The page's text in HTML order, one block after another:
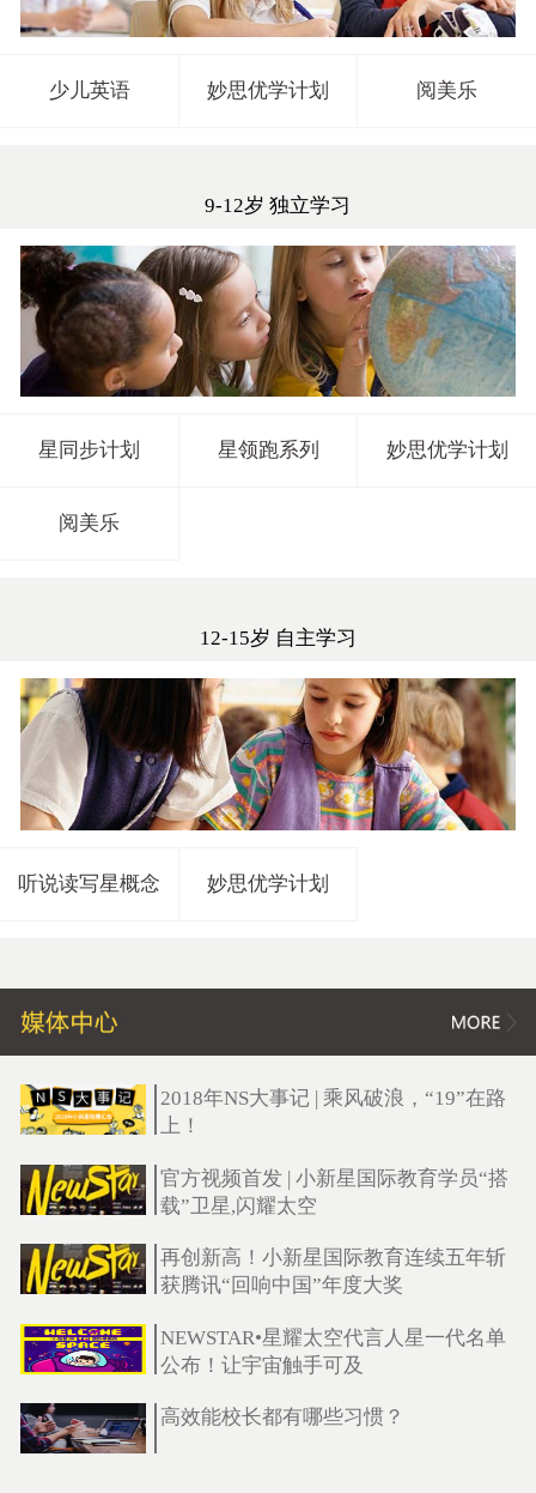
少儿英语 妙思优学计划 阅美乐
9-12岁 独立学习
星同步计划 星领跑系列 妙思优学计划
阅美乐
12-15岁 自主学习
听说读写星概念 妙思优学计划
2018年NS大事记 | 乘风破浪，“19”在路
上！
官方视频首发 | 小新星国际教育学员“搭
载”卫星,闪耀太空
再创新高！小新星国际教育连续五年斩
获腾讯“回响中国”年度大奖
NEWSTAR•星耀太空代言人星一代名单
公布！让宇宙触手可及
高效能校长都有哪些习惯？